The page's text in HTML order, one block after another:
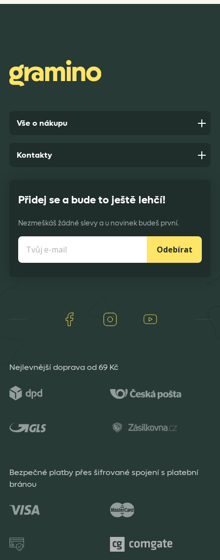
Anonym,před 7 dny
Vše o nákupu
Přidej se a bude to ještě lehčí!
Nezmeškáš žádné slevy a u novinek budeš první.
Odebírat
Facebook Instagram
Kontakty
Nejlevnější doprava od 69 Kč
Bezpečné platby přes šifrované spojení s platební
bránou